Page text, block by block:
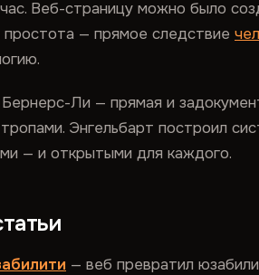
Веб-страницу можно было
— прямое следствие
Ли — прямая и
Энгельбарт построил
— и открытыми для каждого.
— веб превратил